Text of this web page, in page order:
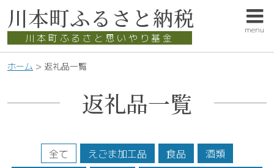
このページの本文へ
川本町ふるさと納税
川本町ふるさと思いやり基金
menu
こ
ー
ホーム > 返礼品一覧
返礼品一覧
全て えごま加工品 食品
酒類